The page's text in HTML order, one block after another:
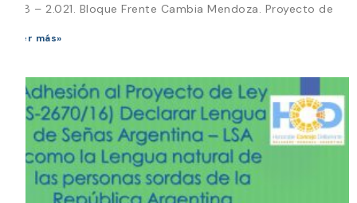
038 – 2.021. Bloque Frente Cambia Mendoza. Proyecto de
Leer más»